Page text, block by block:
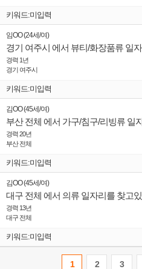
키워드:미입력
임OO(24세 /여)
경력 1년
경기 여주시
키워드:미입력
김OO(45세 /여)
경력 20년
부산 전체
키워드:미입력
김OO(45세 /여)
경력 13년
대구 전체
키워드:미입력
1 2 3